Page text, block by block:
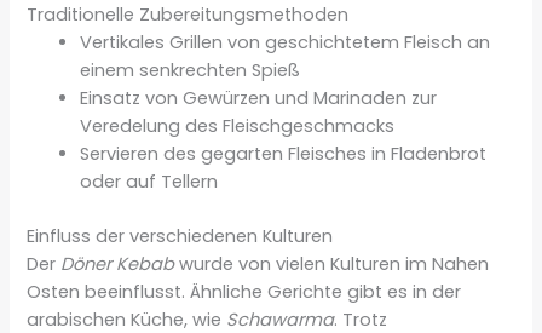
Traditionelle Zubereitungsmethoden
Vertikales Grillen von geschichtetem Fleisch an
einem senkrechten Spieß
Einsatz von Gewürzen und Marinaden zur
Veredelung des Fleischgeschmacks
Servieren des gegarten Fleisches in Fladenbrot
oder auf Tellern
Einfluss der verschiedenen Kulturen
Der Döner Kebabwurde von vielen Kulturen im Nahen
Osten beeinflusst. Ähnliche Gerichte gibt es in der
arabischen Küche, wie Schawarma. Trotz